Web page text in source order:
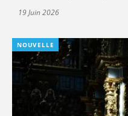
19 Juin 2026
NOUVELLE